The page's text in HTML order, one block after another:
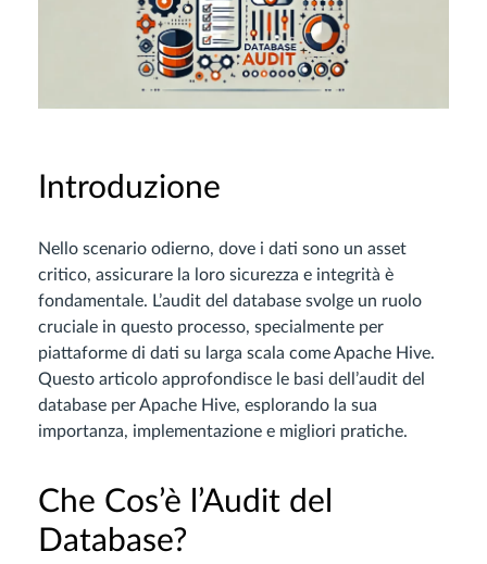
Introduzione
Nello scenario odierno, dove i dati sono un asset
critico, assicurare la loro sicurezza e integrità è
fondamentale. L’audit del database svolge un ruolo
cruciale in questo processo, specialmente per
piattaforme di dati su larga scala come Apache Hive.
Questo articolo approfondisce le basi dell’audit del
database per Apache Hive, esplorando la sua
importanza, implementazione e migliori pratiche.
Che Cos’è l’Audit del
Database?